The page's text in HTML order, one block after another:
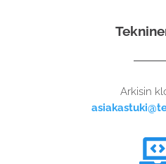
Arkisin